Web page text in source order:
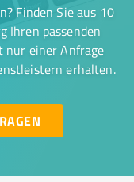
Finden Sie aus 10
Ihren passenden
nur einer Anfrage
erhalten.